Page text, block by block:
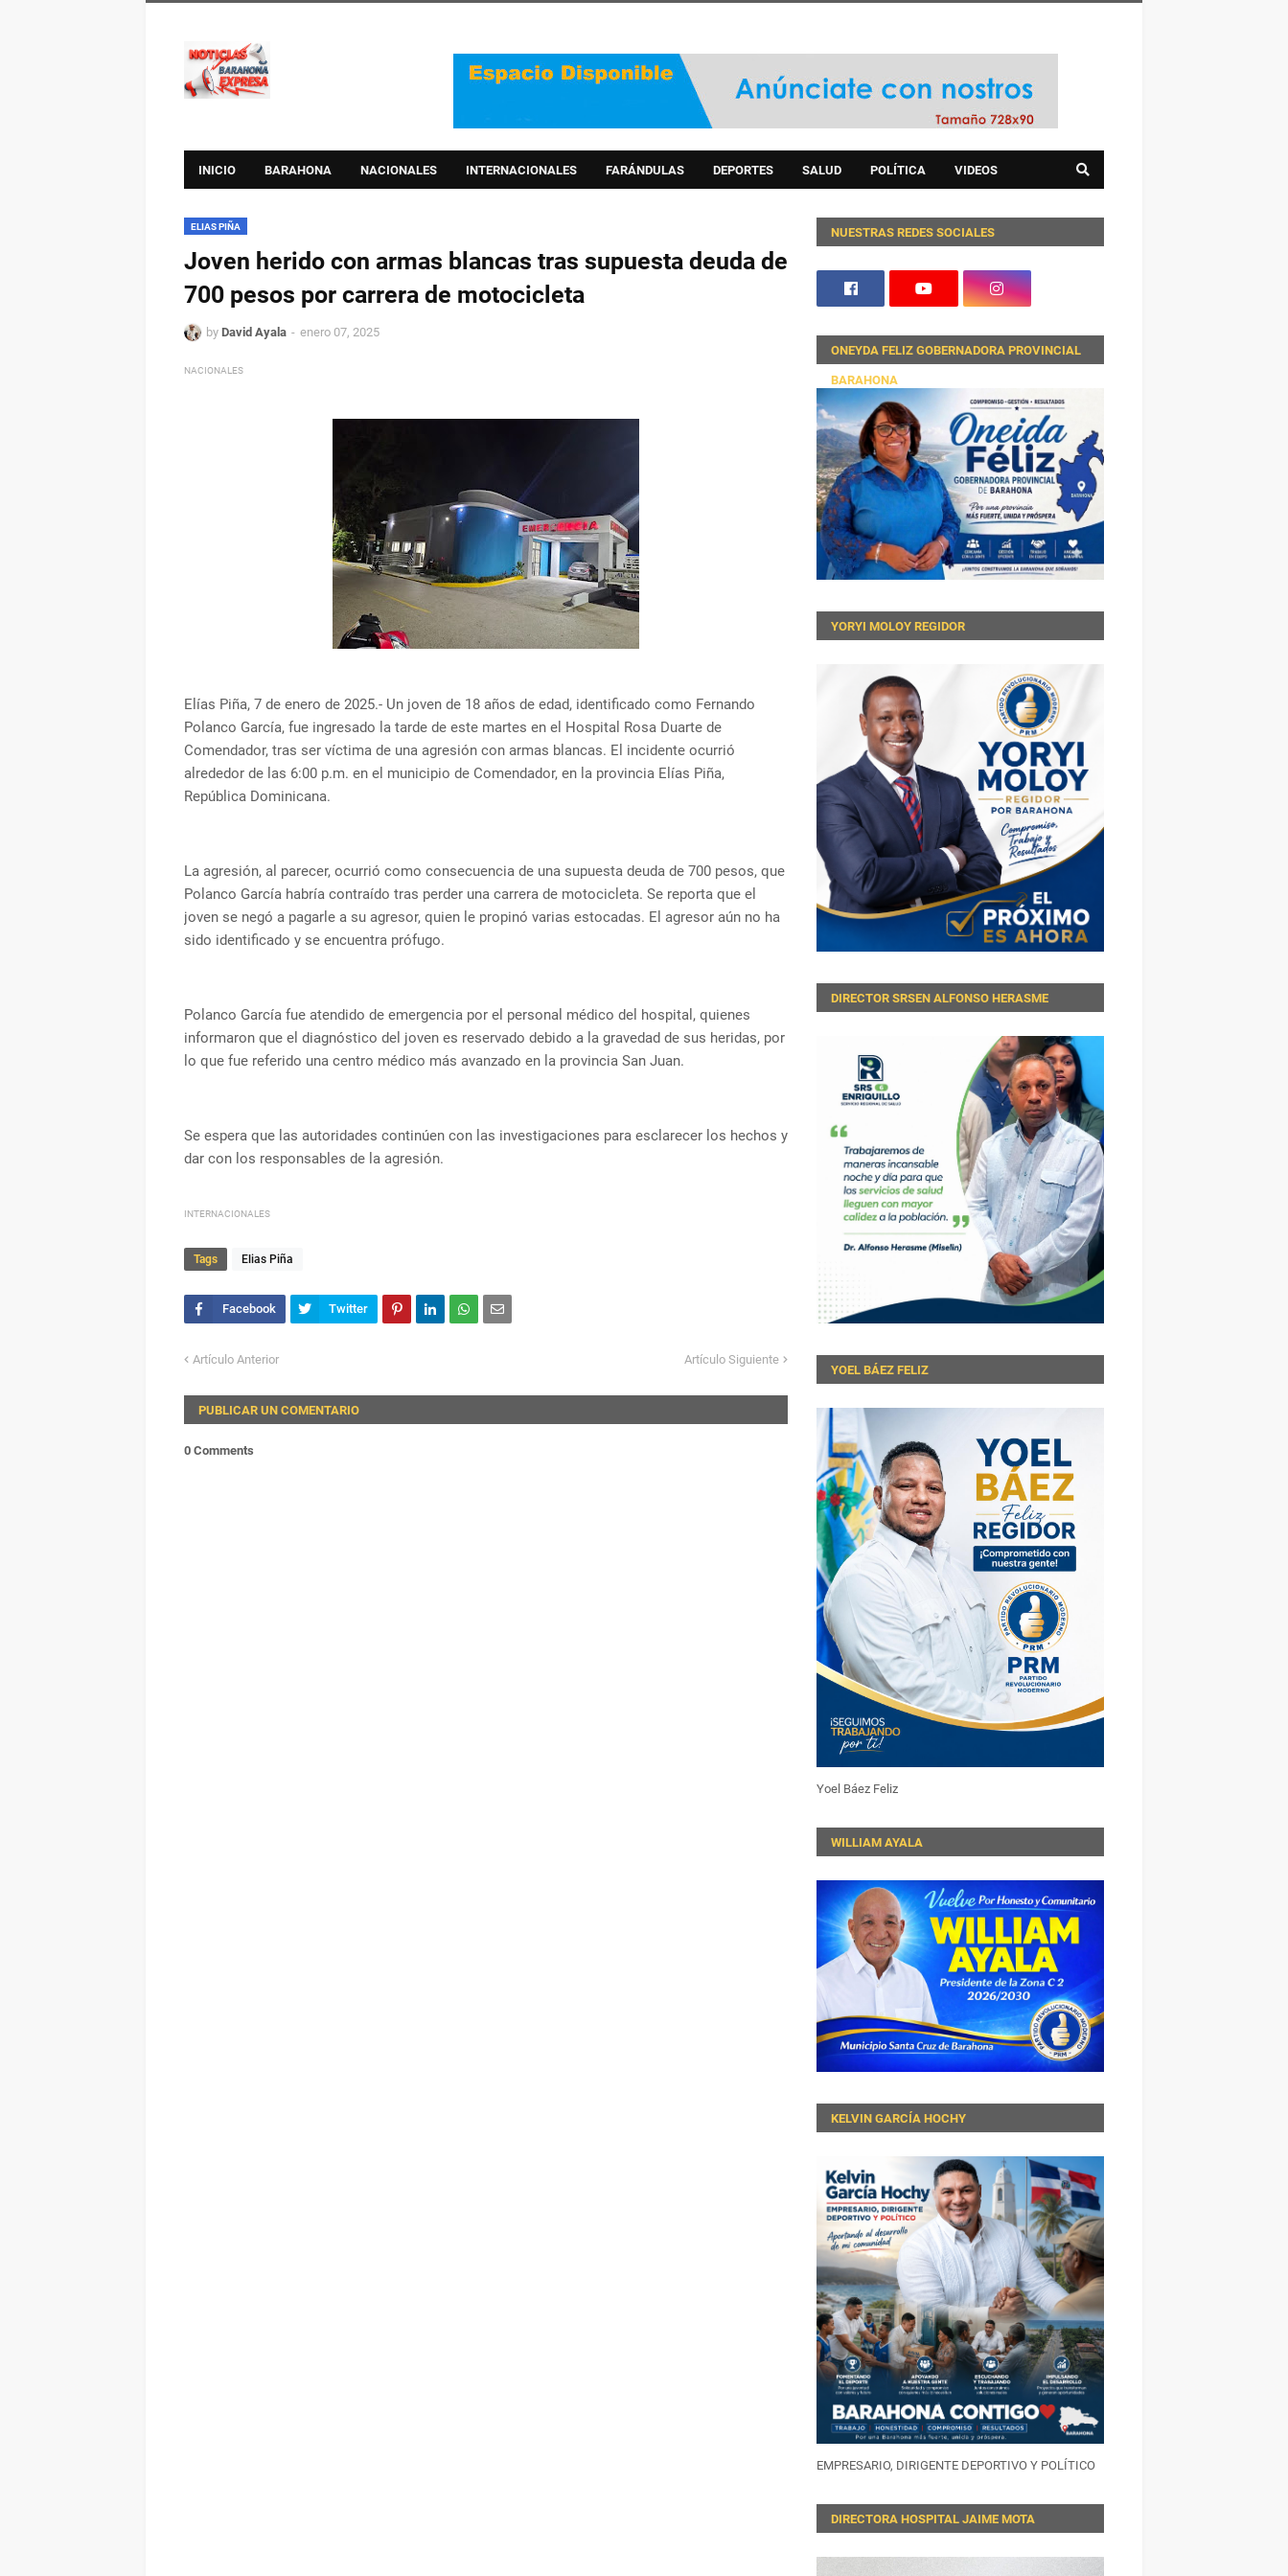
INICIO BARAHONA NACIONALES INTERNACIONALES FARÁNDULAS DEPORTES SALUD POLÍTICA VIDEOS
ELIAS PIÑA
Joven herido con armas blancas tras supuesta deuda de
700 pesos por carrera de motocicleta
by David Ayala enero 07, 2025
NACIONALES
Elías Piña, 7 de enero de 2025.- Un joven de 18 años de edad, identificado como Fernando
Polanco García, fue ingresado la tarde de este martes en el Hospital Rosa Duarte de
Comendador, tras ser víctima de una agresión con armas blancas. El incidente ocurrió
alrededor de las 6:00 p.m. en el municipio de Comendador, en la provincia Elías Piña,
República Dominicana.
La agresión, al parecer, ocurrió como consecuencia de una supuesta deuda de 700 pesos, que
Polanco García habría contraído tras perder una carrera de motocicleta. Se reporta que el
joven se negó a pagarle a su agresor, quien le propinó varias estocadas. El agresor aún no ha
sido identificado y se encuentra prófugo.
Polanco García fue atendido de emergencia por el personal médico del hospital, quienes
informaron que el diagnóstico del joven es reservado debido a la gravedad de sus heridas, por
lo que fue referido una centro médico más avanzado en la provincia San Juan.
Se espera que las autoridades continúen con las investigaciones para esclarecer los hechos y
dar con los responsables de la agresión.
INTERNACIONALES
Tags Elias Piña
Artículo Anterior Artículo Siguiente
PUBLICAR UN COMENTARIO
0 Comments
NUESTRAS REDES SOCIALES
ONEYDA FELIZ GOBERNADORA PROVINCIAL
BARAHONA
YORYI MOLOY REGIDOR
DIRECTOR SRSEN ALFONSO HERASME
YOEL BÁEZ FELIZ
Yoel Báez Feliz
WILLIAM AYALA
KELVIN GARCÍA HOCHY
EMPRESARIO, DIRIGENTE DEPORTIVO Y POLÍTICO
DIRECTORA HOSPITAL JAIME MOTA